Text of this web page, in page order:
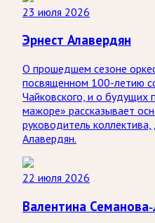
23 июля 2026
Эрнест Алавердян
О прошедшем сезоне
посвященном 100-летию
Чайковского, и о будущих
мажоре» рассказывает
руководитель
Алавердян.
22 июля 2026
Валентина